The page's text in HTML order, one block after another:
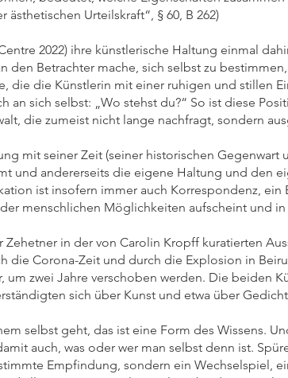
Urteilskraft“, § 60, B 262)
2022) ihre künstlerische Haltung einmal
Betrachter mache, sich selbst zu
die die Künstlerin mit einer ruhigen und stillen
sich selbst: „Wo stehst du?“ So ist diese
die zumeist nicht lange nachfragt, sondern
mit seiner Zeit (seiner historischen Gegenwart
und andererseits die eigene Haltung und den
ist insofern immer auch Korrespondenz, ein
menschlichen Möglichkeiten aufscheint und
in der von Carolin Kropff kuratierten
die Corona-Zeit und durch die Explosion in
zwei Jahre verschoben werden. Die beiden
sich über Kunst und etwa über
selbst geht, das ist eine Form des Wissens.
auch, was oder wer man selbst denn ist.
Empfindung, sondern ein Wechselspiel,